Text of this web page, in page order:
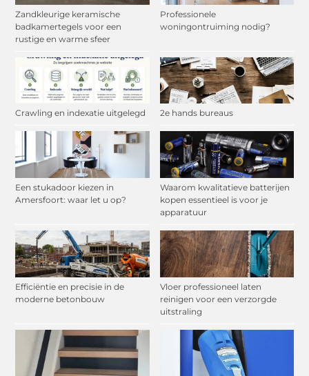
Zandkleurige keramische
badkamertegels voor een
rustige en warme sfeer
Professionele
woningontruiming nodig?
Crawling en indexatie uitgelegd 2e hands bureaus
Een stukadoor kiezen in
Amersfoort: waar let u op?
Waarom kwalitatieve batterijen
kopen essentieel is voor je
apparatuur
Efficiëntie en precisie in de
moderne betonbouw
Vloer professioneel laten
reinigen voor een verzorgde
uitstraling